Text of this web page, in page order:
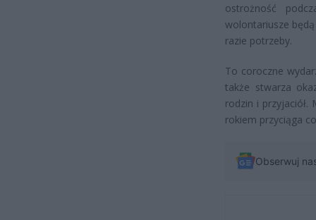
ostrożność
wolontariusze
razie potrzeby.
To coroczne
także stwarza
rodzin i
rokiem przyciąga
Obserwuj